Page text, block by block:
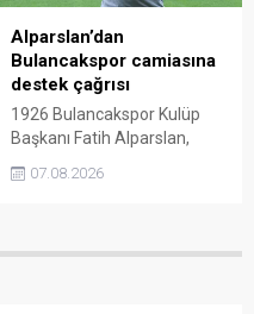
Alparslan’dan
Bulancakspor camiasına
destek çağrısı
1926 Bulancakspor Kulüp
Başkanı Fatih Alparslan,
tesisleşmeden kurumsal
attıklarını belirterek iş
07.08.2026